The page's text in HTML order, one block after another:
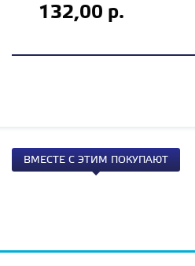
132,00 р.
ВМЕСТЕ С ЭТИМ ПОКУПАЮТ